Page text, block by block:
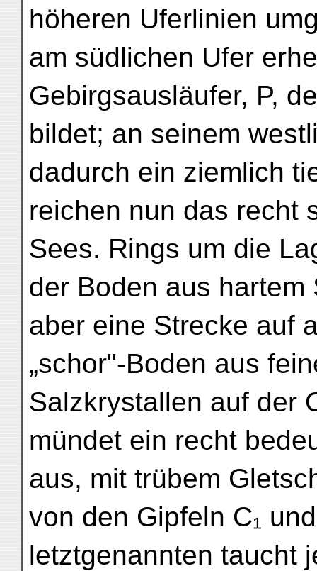
höheren Uferlinien
am südlichen Ufer
Gebirgsausläufer, P,
bildet; an seinem
dadurch ein ziemlich
reichen nun das recht
Sees. Rings um die
der Boden aus
aber eine Strecke auf
„schor"-Boden aus
Salzkrystallen auf der
mündet ein recht
aus, mit trübem
von den Gipfeln C₁
letztgenannten taucht